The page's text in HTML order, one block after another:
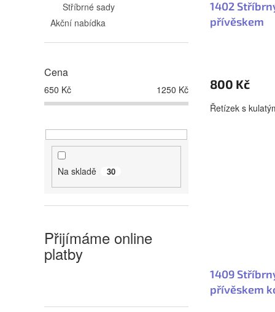
Stříbrné sady
Akční nabídka
Cena
650 Kč 1250 Kč
Na skladě 30
Přijímáme online
platby
o1402
přívěskem
800 Kč
Řetízek s
1409
přívěskem